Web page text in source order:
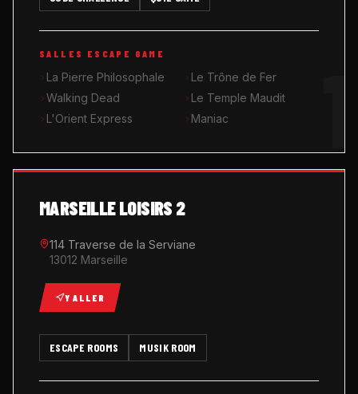
MUSIK ROOM KARAOKÉ
QUIZ GAME
SALLES ESCAPE GAME
La Pierre Philosophale
Le Trône de Fer
Walking Dead
Le Temple Maudit
L'Orient Express
Maniac
MARSEILLE LOISIRS 2
114 Traverse de la Serviane
13012 Marseille
Y ALLER
ESCAPE ROOMS MUSIK ROOM